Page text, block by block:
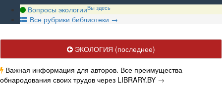
Вопросы экологииВы здесь
Все рубрики библиотеки →
ЭКОЛОГИЯ (последнее)
Важная информация для авторов. Все преимущества
обнародования своих трудов через LIBRARY.BY →